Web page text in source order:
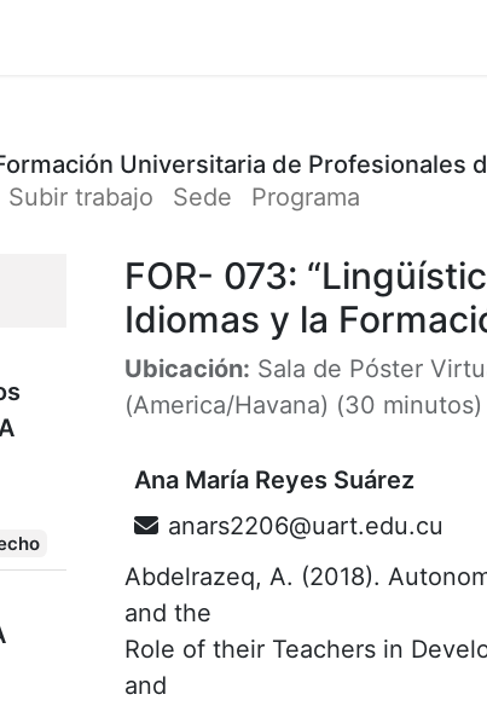
Universitaria de Profesionales
Subir trabajo Sede Programa
FOR- 073:
Idiomas y la
Ubicación: Sala de Póster
(America/Havana) (30 minutos)
Ana María Reyes Suárez
anars2206@uart.edu.cu
Abdelrazeq, A. (2018).
and the
Role of their Teachers in
and